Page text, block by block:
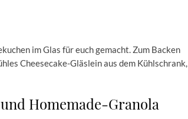
im Glas für euch gemacht. Zum Backen
Cheesecake-Gläslein aus dem Kühlschrank,
Homemade-Granola